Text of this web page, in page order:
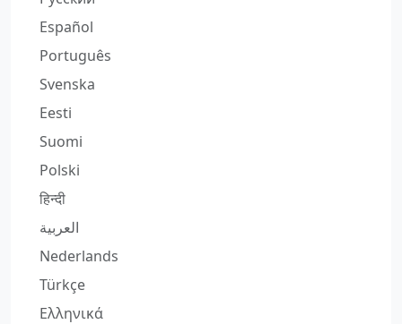
Español
Português
Svenska
Eesti
Suomi
Polski
हिन्दी
العربية
Nederlands
Türkçe
Ελληνικά